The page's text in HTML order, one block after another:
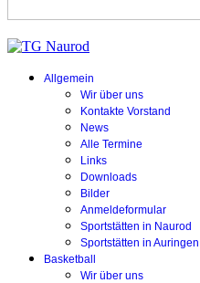
Allgemein
Wir über uns
Kontakte Vorstand
News
Alle Termine
Links
Downloads
Bilder
Anmeldeformular
Sportstätten in Naurod
Sportstätten in Auringen
Basketball
Wir über uns